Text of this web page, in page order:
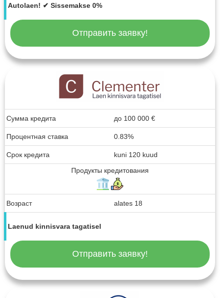
Autolaen! ✔ Sissemakse 0%
Отправить заявку!
Сумма кредита до 100 000 €
Процентная ставка 0.83%
Срок кредита
kuni 120 kuud
Продукты кредитования
Возраст alates 18
Laenud kinnisvara tagatisel
Отправить заявку!